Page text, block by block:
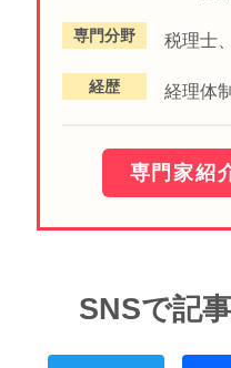
専門分野 税理士
経歴 経理体
専門家紹